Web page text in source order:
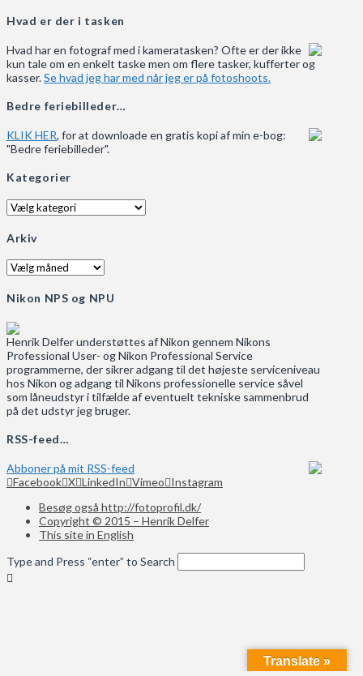
Hvad er der i tasken
Hvad har en fotograf med i kameratasken? Ofte er der ikke
kun tale om en enkelt taske men om flere tasker, kufferter og
kasser.Se hvad jeg har med når jeg er på fotoshoots.
Bedre feriebilleder…
KLIK HER, for at downloade en gratis kopi af min e-bog:
"Bedre feriebilleder".
Kategorier
Kategorier
Arkiv
Arkiv
Nikon NPS og NPU
Henrik Delfer understøttes af Nikon gennem Nikons
Professional User- og Nikon Professional Service
programmerne, der sikrer adgang til det højeste serviceniveau
hos Nikon og adgang til Nikons professionelle service såvel
som låneudstyr i tilfælde af eventuelt tekniske sammenbrud
på det udstyr jeg bruger.
RSS-feed…
Abboner på mit RSS-feed
Facebook X LinkedIn Vimeo Instagram
Besøg også http://fotoprofil.dk/
Copyright © 2015 – Henrik Delfer
This site in English
Type and Press “enter” to Search
Translate »